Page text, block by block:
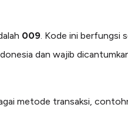
009 . Kode ini berfungsi
dan wajib
metode transaksi,